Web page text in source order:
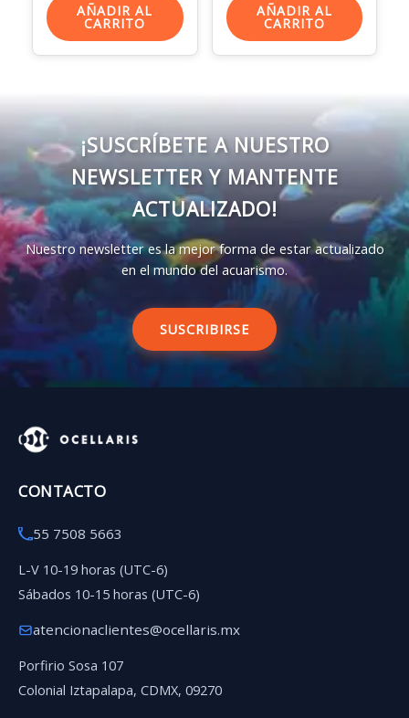
AÑADIR AL
CARRITO
AÑADIR AL
CARRITO
¡SUSCRÍBETE A NUESTRO
NEWSLETTER Y MANTENTE
ACTUALIZADO!
Nuestro newsletter es la mejor forma de estar actualizado
en el mundo del acuarismo.
SUSCRIBIRSE
CONTACTO
55 7508 5663
L-V 10-19 horas (UTC-6)
Sábados 10-15 horas (UTC-6)
atencionaclientes@ocellaris.mx
Porfirio Sosa 107
Colonial Iztapalapa, CDMX, 09270